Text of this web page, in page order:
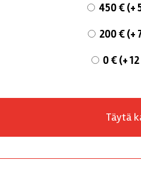
450 € (+
200 € (+
0 € (+
Täytä